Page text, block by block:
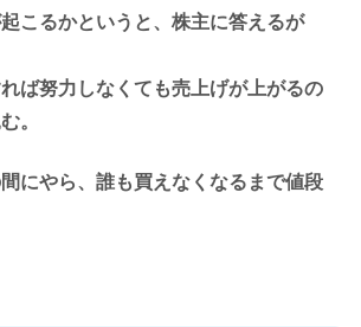
こるかというと、株主に答えるが
ば努力しなくても売上げが上がるの
。
にやら、誰も買えなくなるまで値段